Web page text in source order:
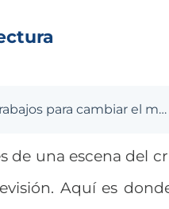
¿Dónde trabajan los Criminalísticas? Trabajos para cambiar el mundo
de una escena del
Aquí es